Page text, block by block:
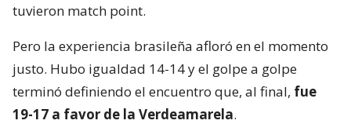
tuvieron match point.
Pero la experiencia brasileña afloró en el momento
justo. Hubo igualdad 14-14 y el golpe a golpe
terminó definiendo el encuentro que, al final, fue
19-17 a favor de la Verdeamarela.